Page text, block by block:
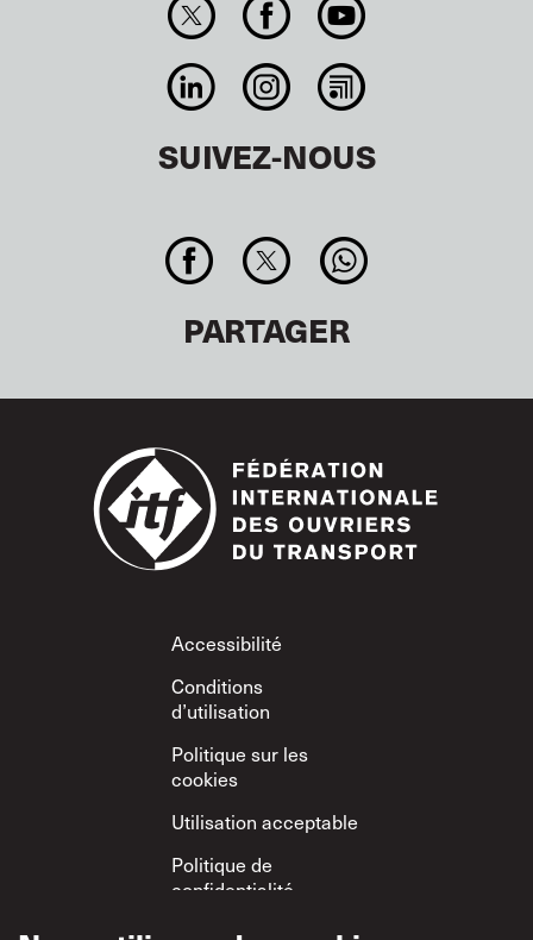
SUIVEZ-NOUS
PARTAGER
Footer
Accessibilité
Conditions
d’utilisation
Politique sur les
cookies
Utilisation acceptable
Politique de
confidentialité
Politique sur le